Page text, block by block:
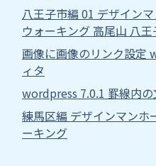
八王子市編 01 デザイン
ウォーキング 高尾山 八
画像に画像のリンク設定
ィタ
wordpress 7.0.1 罫線内
練馬区編 デザインマンホ
ーキング